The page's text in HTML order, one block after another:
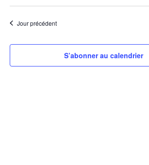
date.Jour précédent
S’abonner au calendrier